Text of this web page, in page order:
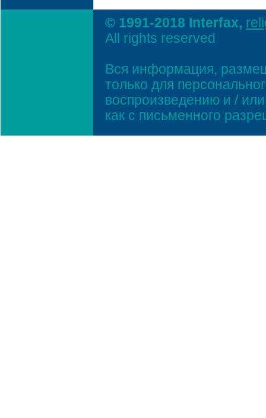
© 1991-2018 Interfax,
All rights reserved
Вся информация,
только для
воспроизведению и /
как с письменного